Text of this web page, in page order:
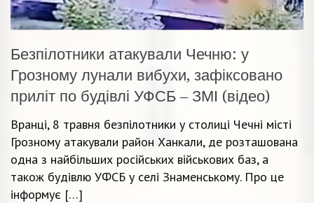
Безпілотники атакували Чечню: у
Грозному лунали вибухи, зафіксовано
приліт по будівлі УФСБ – ЗМІ (відео)
Вранці, 8 травня безпілотники у столиці Чечні місті
Грозному атакували район Ханкали, де розташована
одна з найбільших російських військових баз, а
також будівлю УФСБ у селі Знаменському. Про це
інформує […]